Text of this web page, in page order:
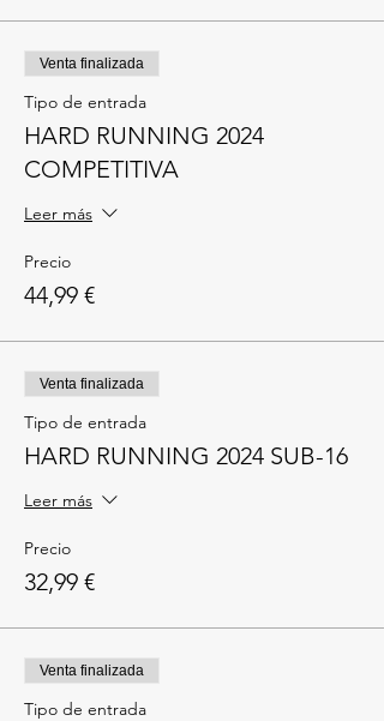
Venta finalizada
Tipo de entrada
HARD RUNNING 2024
COMPETITIVA
Leer más
Precio
44,99 €
Venta finalizada
Tipo de entrada
HARD RUNNING 2024 SUB-16
Leer más
Precio
32,99 €
Venta finalizada
Tipo de entrada